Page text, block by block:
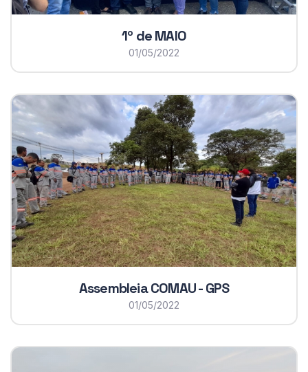
1º de MAIO
01/05/2022
Assembleia COMAU - GPS
01/05/2022